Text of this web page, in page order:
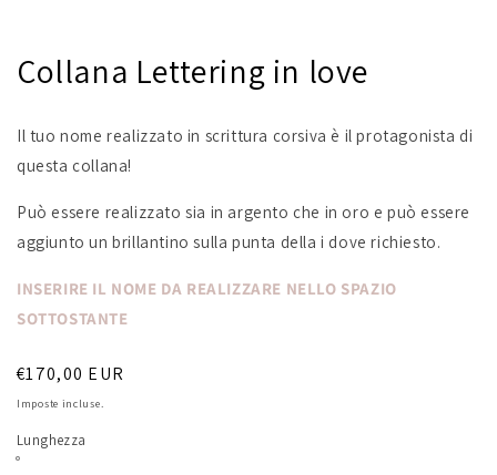
Collana Lettering in love
Il tuo nome realizzato in scrittura corsiva è il protagonista di
questa collana!
Può essere realizzato sia in argento che in oro e può essere
aggiunto un brillantino sulla punta della i dove richiesto.
INSERIRE IL NOME DA REALIZZARE NELLO SPAZIO
SOTTOSTANTE
Prezzo
di
€170,00 EUR
Imposte incluse.
Lunghezza